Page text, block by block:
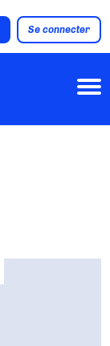
Se connecter